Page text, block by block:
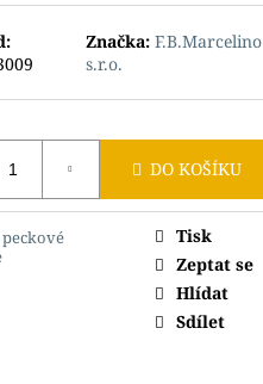
Značka:F.B.Marcelino
s.r.o.
DO KOŠÍKU
Tisk
Zeptat se
Hlídat
Sdílet